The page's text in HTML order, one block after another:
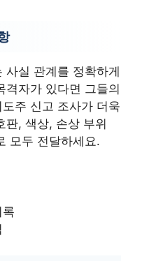
사실 관계를 정확하게
격자가 있다면 그들의
주 신고 조사가 더욱
판, 색상, 손상 부위
모두 전달하세요.